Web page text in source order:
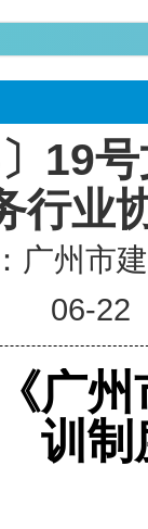
〕19
行业
广州市
06-22
广
训制